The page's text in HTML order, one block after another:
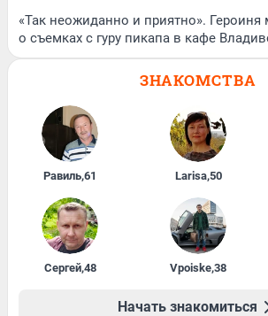
«Так неожиданно и приятно».
о съемках с гуру пикапа в кафе
ЗНАКОМСТВА
Равиль,61 Larisa,50
Сергей,48 Vpoiske,38
Начать знакомиться